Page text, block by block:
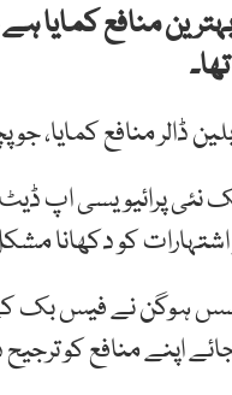
منافع کمایا ہے
آپریٹنگ سسٹم میں ایک نئی
کو دکھانا
ہوگن نے فیس بک
اپنے منافع کو